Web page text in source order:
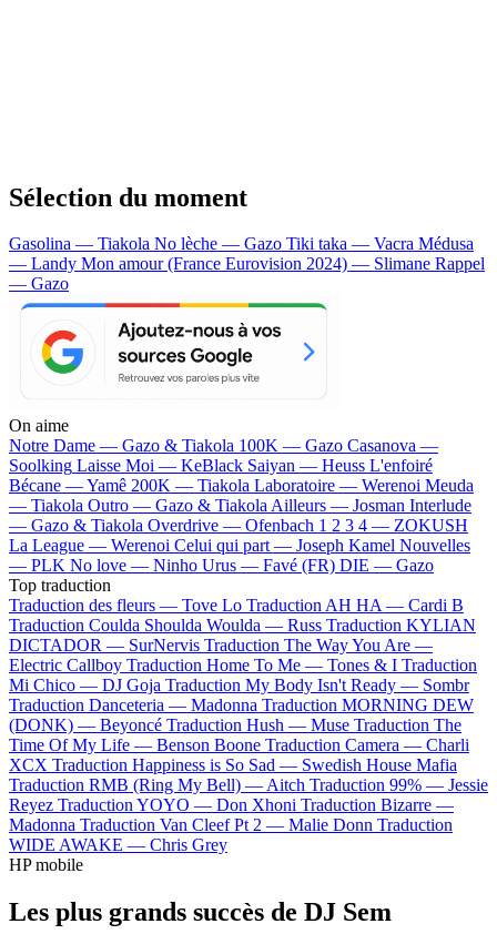
Sélection du moment
Gasolina — Tiakola No lèche — Gazo Tiki taka — Vacra Médusa
— Landy Mon amour (France Eurovision 2024) — Slimane Rappel
— Gazo
On aime
Notre Dame — Gazo & Tiakola 100K — Gazo Casanova —
Soolking Laisse Moi — KeBlack Saiyan — Heuss L'enfoiré
Bécane —Yamê 200K — Tiakola Laboratoire — Werenoi Meuda
— Tiakola Outro — Gazo & TiakolaAilleurs — Josman Interlude
— Gazo & Tiakola Overdrive — Ofenbach 1 2 3 4 — ZOKUSH
La League — Werenoi Celui qui part — Joseph Kamel Nouvelles
— PLK No love — Ninho Urus — Favé (FR) DIE — Gazo
Top traduction
Traduction des fleurs — Tove Lo Traduction AH HA — Cardi B
Traduction Coulda Shoulda Woulda — Russ Traduction KYLIAN
DICTADOR — SurNervis Traduction The Way You Are —
Electric Callboy Traduction Home To Me — Tones & I Traduction
Mi Chico — DJ Goja Traduction My Body Isn't Ready — Sombr
Traduction Danceteria — Madonna Traduction MORNING DEW
(DONK) — Beyoncé Traduction Hush — Muse Traduction The
Time Of My Life — Benson Boone Traduction Camera — Charli
XCX Traduction Happiness is So Sad — Swedish House Mafia
Traduction RMB (Ring My Bell) —Aitch Traduction 99% — Jessie
Reyez Traduction YOYO — Don Xhoni Traduction Bizarre —
Madonna Traduction Van Cleef Pt 2 — Malie Donn Traduction
WIDE AWAKE — Chris Grey
HP mobile
Les plus grands succès de DJ Sem